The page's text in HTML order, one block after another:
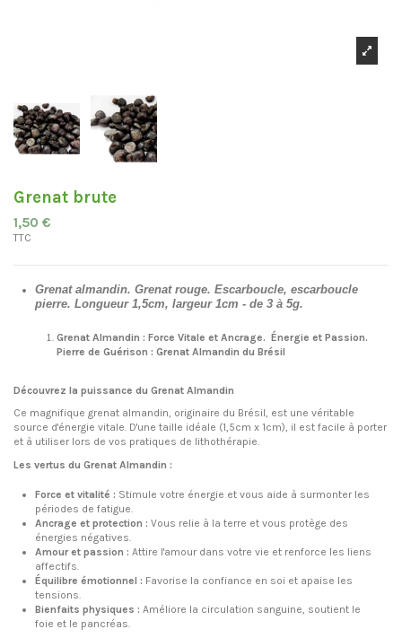
Grenat brute
1,50 €
TTC
Grenat almandin. Grenat rouge. Escarboucle, escarboucle
pierre. Longueur 1,5cm, largeur 1cm - de 3 à 5g.
Grenat Almandin : Force Vitale et Ancrage. Énergie et Passion.
Pierre de Guérison : Grenat Almandin du Brésil
Découvrez la puissance du Grenat Almandin
Ce magnifique grenat almandin, originaire du Brésil, est une véritable
source d'énergie vitale. D'une taille idéale (1,5cm x 1cm), il est facile à porter
et à utiliser lors de vos pratiques de lithothérapie.
Les vertus du Grenat Almandin :
Force et vitalité : Stimule votre énergie et vous aide à surmonter les
périodes de fatigue.
Ancrage et protection : Vous relie à la terre et vous protège des
énergies négatives.
Amour et passion : Attire l'amour dans votre vie et renforce les liens
affectifs.
Équilibre émotionnel : Favorise la confiance en soi et apaise les
tensions.
Bienfaits physiques : Améliore la circulation sanguine, soutient le
foie et le pancréas.